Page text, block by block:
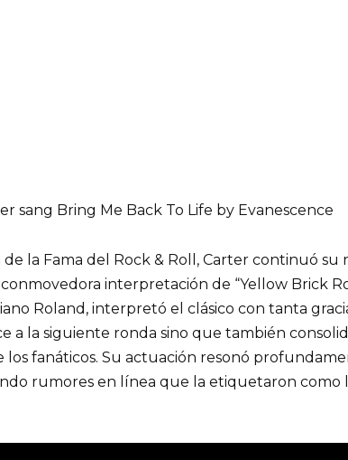
la Fama del Rock & Roll, Carter continuó su
interpretación de “Yellow Brick
Roland, interpretó el clásico con tanta
a la siguiente ronda sino que también
los fanáticos. Su actuación resonó
rumores en línea que la etiquetaron como